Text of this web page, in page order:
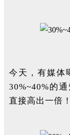
今天，有媒体
30%~40%的
直接高出一倍